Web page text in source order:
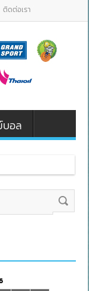
ติดต่อเรา
บอล